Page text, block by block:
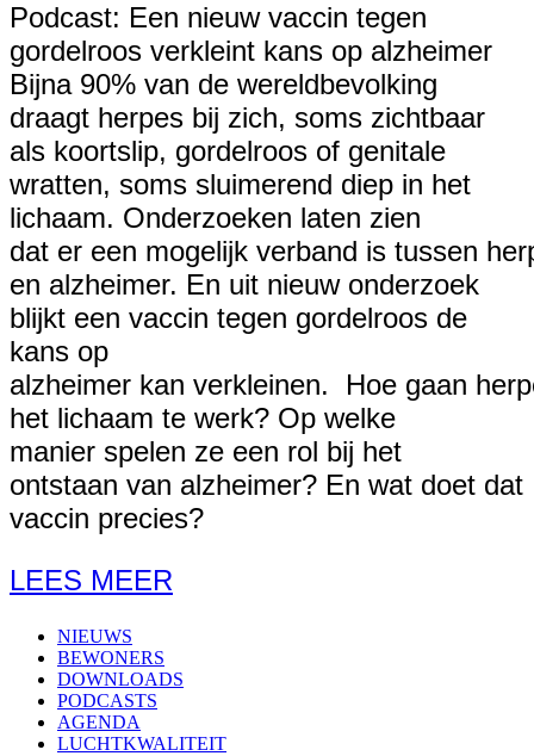
Podcast: Een nieuw vaccin tegen
gordelroos verkleint kans op alzheimer
Bijna 90% van de wereldbevolking
draagt herpes bij zich, soms zichtbaar
als koortslip, gordelroos of genitale
wratten, soms sluimerend diep in het
lichaam. Onderzoeken laten zien
dat er een mogelijk verband is tussen
en alzheimer. En uit nieuw onderzoek
blijkt een vaccin tegen gordelroos de
kans op
alzheimer kan verkleinen. Hoe gaan
het lichaam te werk? Op welke
manier spelen ze een rol bij het
ontstaan van alzheimer? En wat doet dat
vaccin precies?
LEES MEER
NIEUWS
BEWONERS
DOWNLOADS
PODCASTS
AGENDA
LUCHTKWALITEIT